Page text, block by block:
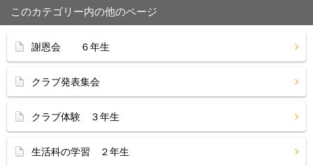
このカテゴリー内の他のページ
謝恩会 ６年生
クラブ発表集会
クラブ体験 ３年生
生活科の学習 ２年生